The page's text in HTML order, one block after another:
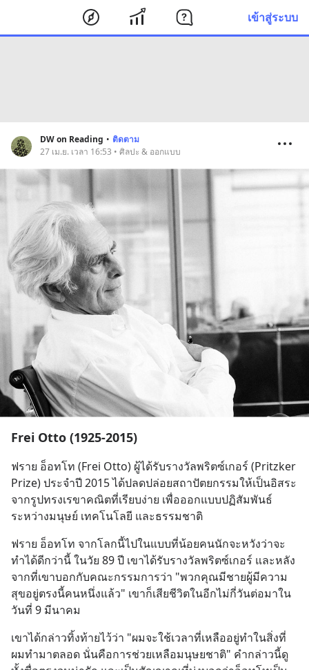
เข้าสู่ระบบ
DW on Reading • ติดตาม
27 เม.ย. เวลา 16:53 • ศิลปะ & ออกแบบ
Frei Otto (1925-2015)
ฟราย อ็อทโท (Frei Otto) ผู้ได้รับรางวัลพริตซ์เกอร์ (Pritzker
Prize) ประจำปี 2015 ได้ปลดปล่อยสถาปัตยกรรมให้เป็นอิสระ
จากรูปทรงเรขาคณิตที่เรียบง่าย เพื่อออกแบบปฏิสัมพันธ์
ระหว่างมนุษย์ เทคโนโลยี และธรรมชาติ
ฟราย อ็อทโท จากโลกนี้ไปในแบบที่น้อยคนนักจะหวังว่าจะ
ทำได้ดีกว่านี้ ในวัย 89 ปี เขาได้รับรางวัลพริตซ์เกอร์ และหลัง
จากที่เขาบอกกับคณะกรรมการว่า "พวกคุณมีชายผู้มีความ
สุขอยู่ตรงนี้คนหนึ่งแล้ว" เขาก็เสียชีวิตในอีกไม่กี่วันต่อมาใน
วันที่ 9 มีนาคม
เขาได้กล่าวทิ้งท้ายไว้ว่า "ผมจะใช้เวลาที่เหลืออยู่ทำในสิ่งที่
ผมทำมาตลอด นั่นคือการช่วยเหลือมนุษยชาติ" คำกล่าวนี้ดู